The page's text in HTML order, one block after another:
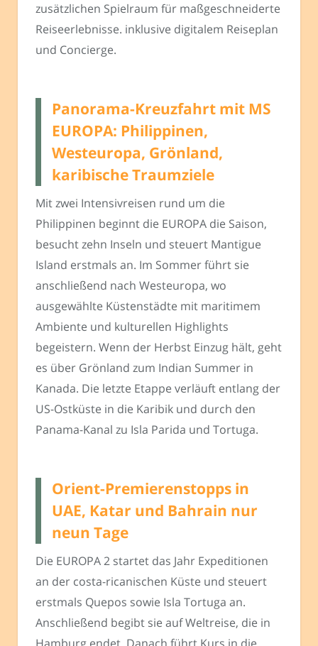
zusätzlichen Spielraum für maßgeschneiderte
Reiseerlebnisse. inklusive digitalem Reiseplan
und Concierge.
Panorama-Kreuzfahrt mit MS
EUROPA: Philippinen,
Westeuropa, Grönland,
karibische Traumziele
Mit zwei Intensivreisen rund um die
Philippinen beginnt die EUROPA die Saison,
besucht zehn Inseln und steuert Mantigue
Island erstmals an. Im Sommer führt sie
anschließend nach Westeuropa, wo
ausgewählte Küstenstädte mit maritimem
Ambiente und kulturellen Highlights
begeistern. Wenn der Herbst Einzug hält, geht
es über Grönland zum Indian Summer in
Kanada. Die letzte Etappe verläuft entlang der
US-Ostküste in die Karibik und durch den
Panama-Kanal zu Isla Parida und Tortuga.
Orient-Premierenstopps in
UAE, Katar und Bahrain nur
neun Tage
Die EUROPA 2 startet das Jahr Expeditionen
an der costa-ricanischen Küste und steuert
erstmals Quepos sowie Isla Tortuga an.
Anschließend begibt sie auf Weltreise, die in